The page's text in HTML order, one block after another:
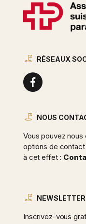
RÉSEAUX
NOUS
Vous pouvez
options de
à cet effet :
NEWSLETTER
Inscrivez-vous